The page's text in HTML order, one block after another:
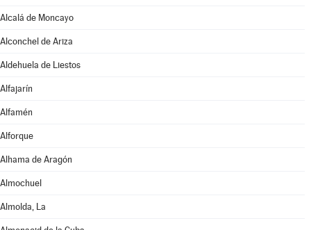
Alcalá de Moncayo
Alconchel de Ariza
Aldehuela de Liestos
Alfajarín
Alfamén
Alforque
Alhama de Aragón
Almochuel
Almolda, La